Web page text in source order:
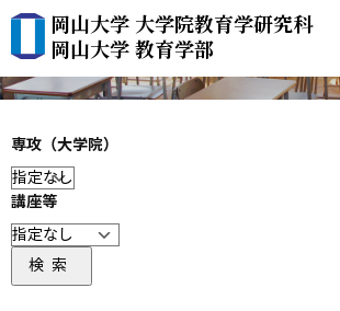
岡山大学 大学院教育学研究科
岡山大学 教育学部教員紹介
専攻（大学院）
講座等
検索